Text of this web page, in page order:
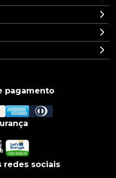
pagamento
redes sociais